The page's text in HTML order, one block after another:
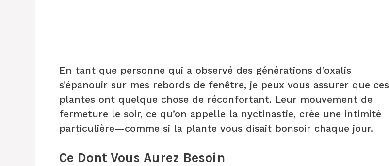
En tant que personne qui a observé des générations d’oxalis
s’épanouir sur mes rebords de fenêtre, je peux vous assurer que ces
plantes ont quelque chose de réconfortant. Leur mouvement de
fermeture le soir, ce qu’on appelle la nyctinastie, crée une intimité
particulière—comme si la plante vous disait bonsoir chaque jour.
Ce Dont Vous Aurez Besoin